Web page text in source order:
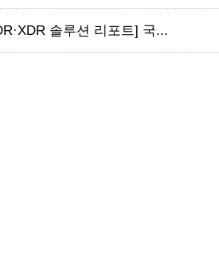
솔루션 리포트] 국...